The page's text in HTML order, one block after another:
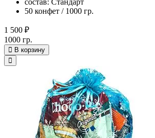
50 конфет / 1000 гр.
1 500 ₽
1000 гр.
В корзину